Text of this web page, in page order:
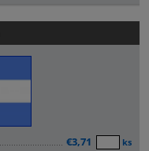
€3,71 ks